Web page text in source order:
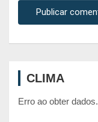
CLIMA
Erro ao obter dados.